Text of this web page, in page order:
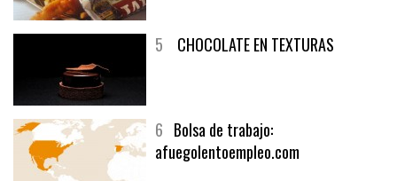
5 CHOCOLATE EN TEXTURAS
6 Bolsa de trabajo:
afuegolentoempleo.com